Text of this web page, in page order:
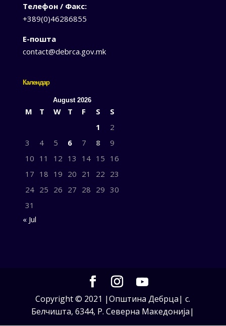
Телефон / Факс:
+389(0)46286855
Е-пошта
contact@debrca.gov.mk
Календар
August 2026
M T W T F S
S
1
2
3
4 5 6 7 8
9
10 11 12 13 14 15 16
17 18 19 20 21 22 23
24 25 26 27 28 29 30
31
« Jul
Copyright © 2021 |Општина Дебрца| с.
Белчишта, 6344, Р. Северна Македонија|